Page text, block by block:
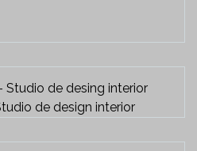
de design interior